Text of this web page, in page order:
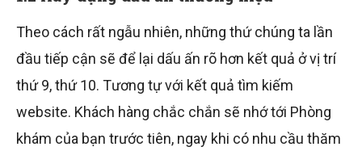
Theo cách rất ngẫu nhiên, những thứ chúng ta lần
đầu tiếp cận sẽ để lại dấu ấn rõ hơn kết quả ở vị trí
thứ 9, thứ 10. Tương tự với kết quả tìm kiếm
website. Khách hàng chắc chắn sẽ nhớ tới Phòng
khám của bạn trước tiên, ngay khi có nhu cầu thăm